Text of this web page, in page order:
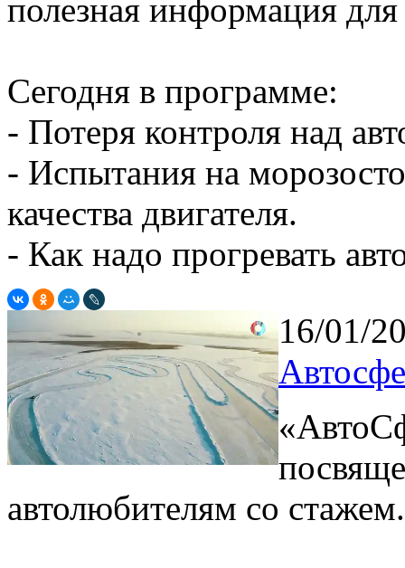
полезная информация
Сегодня в программе:
- Потеря контроля над
- Испытания на
качества двигателя.
- Как надо прогревать
16/01/
автолюбителям со стажем.